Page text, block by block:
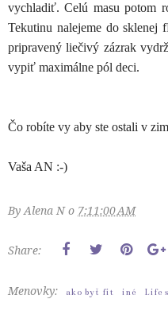
vychladiť. Celú masu potom
Tekutinu nalejeme do
pripravený liečivý zázrak
vypiť maximálne pól deci.
Čo robíte vy aby ste ostali v
Vaša AN :-)
ByAlena N o 7:11:00 AM
Share:
Menovky: ako byť fit iné Life